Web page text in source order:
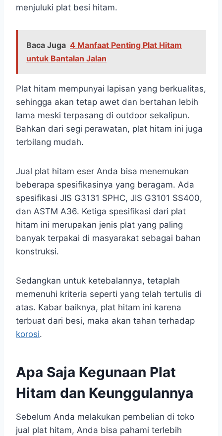
menjuluki plat besi hitam.
Baca Juga 4 Manfaat Penting Plat Hitam
untuk Bantalan Jalan
Plat hitam mempunyai lapisan yang berkualitas,
sehingga akan tetap awet dan bertahan lebih
lama meski terpasang di outdoor sekalipun.
Bahkan dari segi perawatan, plat hitam ini juga
terbilang mudah.
Jual plat hitam eser Anda bisa menemukan
beberapa spesifikasinya yang beragam. Ada
spesifikasi JIS G3131 SPHC, JIS G3101 SS400,
dan ASTM A36. Ketiga spesifikasi dari plat
hitam ini merupakan jenis plat yang paling
banyak terpakai di masyarakat sebagai bahan
konstruksi.
Sedangkan untuk ketebalannya, tetaplah
memenuhi kriteria seperti yang telah tertulis di
atas. Kabar baiknya, plat hitam ini karena
terbuat dari besi, maka akan tahan terhadap
korosi.
Apa Saja Kegunaan Plat
Hitam dan Keunggulannya
Sebelum Anda melakukan pembelian di toko
jual plat hitam, Anda bisa pahami terlebih